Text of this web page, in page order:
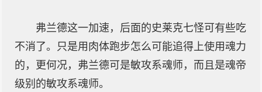
弗兰德这一加速，后面的史莱克七怪可有些吃
不消了。只是用肉体跑步怎么可能追得上使用魂力
的，更何况，弗兰德可是敏攻系魂师，而且是魂帝
级别的敏攻系魂师。